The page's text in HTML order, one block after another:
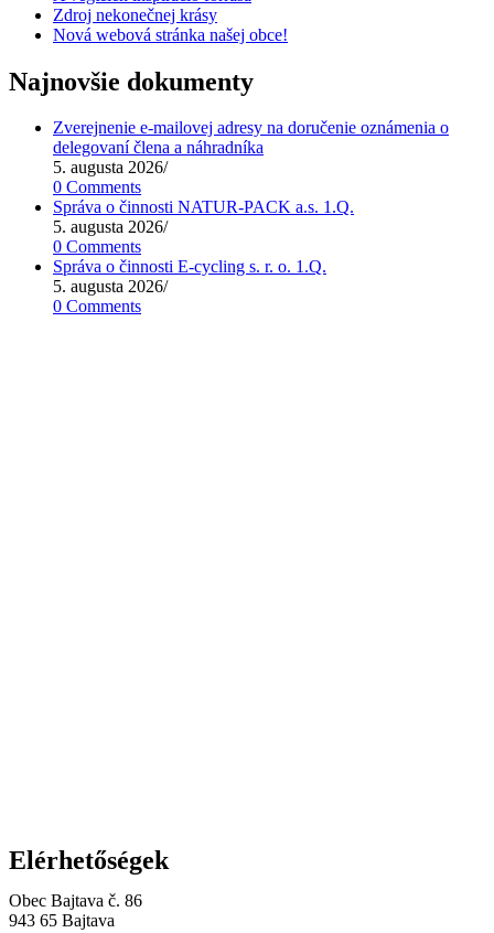
Zdroj nekonečnej krásy
Nová webová stránka našej obce!
Najnovšie dokumenty
Zverejnenie e-mailovej adresy na doručenie oznámenia o
delegovaní člena a náhradníka
5. augusta 2026/
0 Comments
Správa o činnosti NATUR-PACK a.s. 1.Q.
5. augusta 2026/
0 Comments
Správa o činnosti E-cycling s. r. o. 1.Q.
5. augusta 2026/
0 Comments
Elérhetőségek
Obec Bajtava č. 86
943 65 Bajtava